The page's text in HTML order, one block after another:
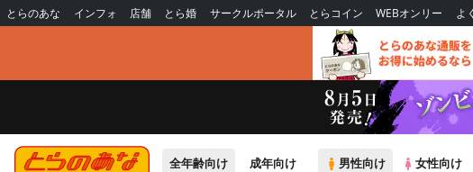
とらのあな インフォ 店舗 とら婚 サークルポータル とらコイン WEBオンリー よ
全年齢向け 成年向け 男性向け 女性向け